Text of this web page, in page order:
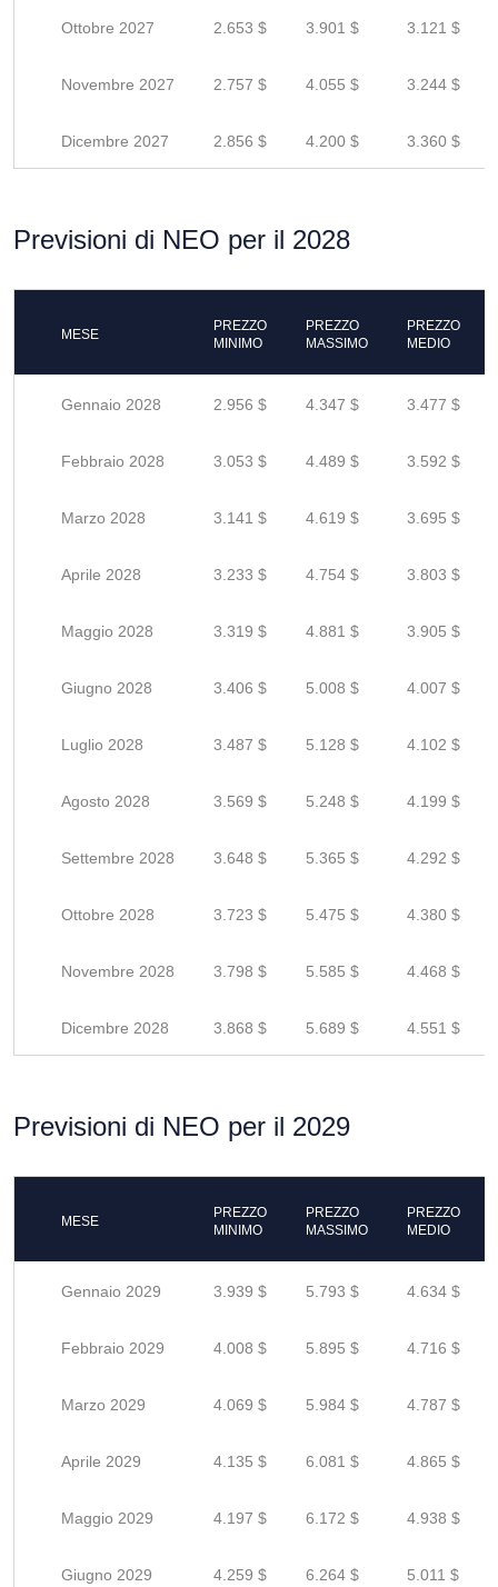
Ottobre 2027 2.653 $ 3.901 $ 3.121 $
Novembre 2027 2.757 $ 4.055 $ 3.244 $
Dicembre 2027 2.856 $ 4.200 $ 3.360 $
Previsioni di NEO per il 2028
MESE
PREZZO
MINIMO
PREZZO
MASSIMO
PREZZO
MEDIO
Gennaio 2028 2.956 $ 4.347 $ 3.477 $
Febbraio 2028 3.053 $ 4.489 $ 3.592 $
Marzo 2028 3.141 $ 4.619 $ 3.695 $
Aprile 2028 3.233 $ 4.754 $ 3.803 $
Maggio 2028 3.319 $ 4.881 $ 3.905 $
Giugno 2028 3.406 $ 5.008 $ 4.007 $
Luglio 2028 3.487 $ 5.128 $ 4.102 $
Agosto 2028 3.569 $ 5.248 $ 4.199 $
Settembre 2028 3.648 $ 5.365 $ 4.292 $
Ottobre 2028 3.723 $ 5.475 $ 4.380 $
Novembre 2028 3.798 $ 5.585 $ 4.468 $
Dicembre 2028 3.868 $ 5.689 $ 4.551 $
Previsioni di NEO per il 2029
MESE
PREZZO
MINIMO
PREZZO
MASSIMO
PREZZO
MEDIO
Gennaio 2029 3.939 $ 5.793 $ 4.634 $
Febbraio 2029 4.008 $ 5.895 $ 4.716 $
Marzo 2029 4.069 $ 5.984 $ 4.787 $
Aprile 2029 4.135 $ 6.081 $ 4.865 $
Maggio 2029 4.197 $ 6.172 $ 4.938 $
Giugno 2029 4.259 $ 6.264 $ 5.011 $